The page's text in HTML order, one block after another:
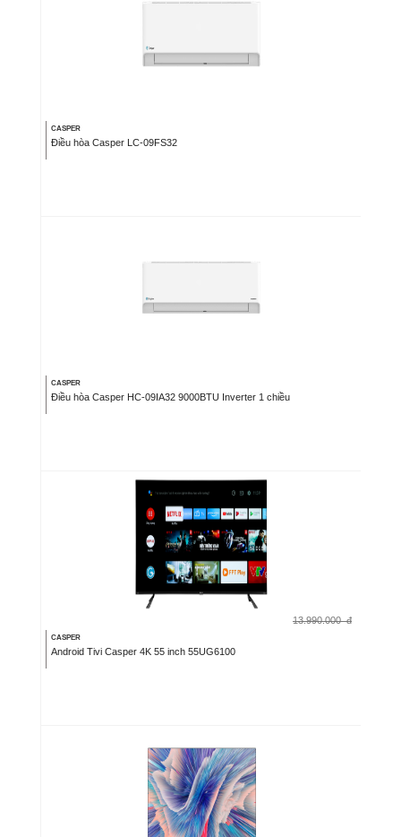
CASPER
Điều hòa Casper LC-09FS32
CASPER
Điều hòa Casper HC-09IA32 9000BTU Inverter 1 chiều
13.990.000 đ
CASPER
Android Tivi Casper 4K 55 inch 55UG6100